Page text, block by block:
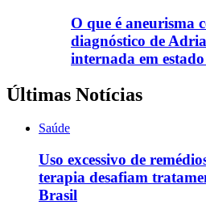
O que é aneurisma
diagnóstico de
internada em
Últimas Notícias
Saúde
Uso excessivo de
terapia desafiam
Brasil